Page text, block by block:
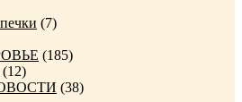
(7)
(185)
(12)
(38)